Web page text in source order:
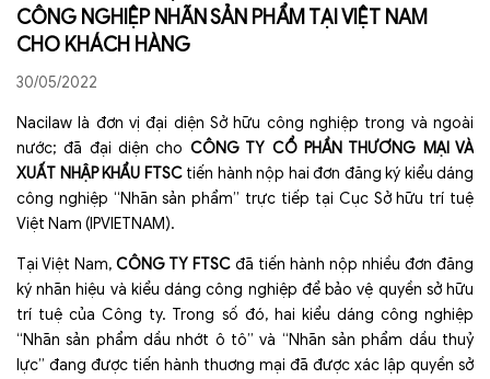
CÔNG NGHIỆP NHÃN SẢN PHẨM TẠI VIỆT NAM
CHO KHÁCH HÀNG
30/05/2022
Nacilaw là đơn vị đại diện Sở hữu công nghiệp trong và ngoài
nước; đã đại diện cho CÔNG TY CỔ PHẦN THƯƠNG MẠI VÀ
XUẤT NHẬP KHẨU FTSC tiến hành nộp hai đơn đăng ký kiểu dáng
công nghiệp “Nhãn sản phẩm” trực tiếp tại Cục Sở hữu trí tuệ
Việt Nam (IPVIETNAM).
Tại Việt Nam, CÔNG TY FTSC đã tiến hành nộp nhiều đơn đăng
ký nhãn hiệu và kiểu dáng công nghiệp để bảo vệ quyền sở hữu
trí tuệ của Công ty. Trong số đó, hai kiểu dáng công nghiệp
“Nhãn sản phẩm dầu nhớt ô tô” và “Nhãn sản phẩm dầu thuỷ
lực” đang được tiến hành thuơng mại đã được xác lập quyền sở